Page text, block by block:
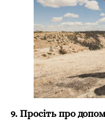
9. Просіть про